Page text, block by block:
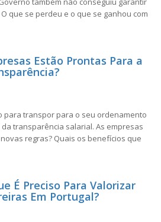
que se perdeu e o que se ganhou com
Estão Prontas Para a
para transpor para o seu ordenamento
transparência salarial. As empresas
regras? Quais os benefícios que
É Preciso Para Valorizar
Em Portugal?